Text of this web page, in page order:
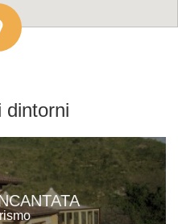
dintorni